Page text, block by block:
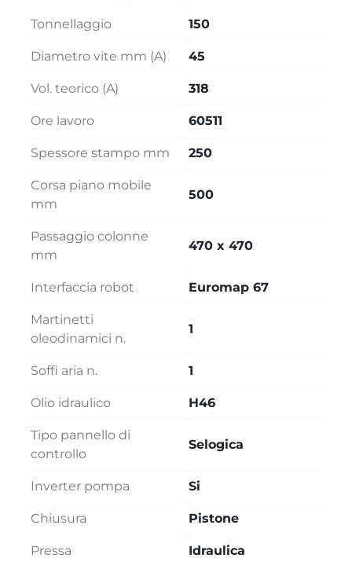
Tonnellaggio 150
Diametro vite mm (A) 45
Vol. teorico (A) 318
Ore lavoro 60511
Spessore stampo mm 250
Corsa piano mobile
mm
500
Passaggio colonne
mm
470 x 470
Interfaccia robot Euromap 67
Martinetti
oleodinamici n.
1
Soffi aria n. 1
Olio idraulico H46
Tipo pannello di
controllo
Selogica
Inverter pompa Si
Chiusura Pistone
Pressa Idraulica